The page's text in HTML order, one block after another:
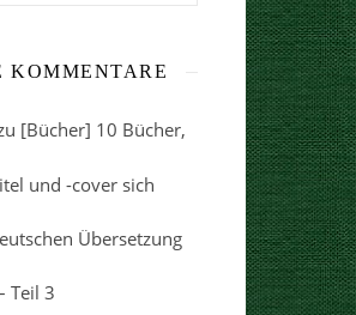
KOMMENTARE
[Bücher] 10 Bücher,
und -cover sich
Übersetzung
Teil 3